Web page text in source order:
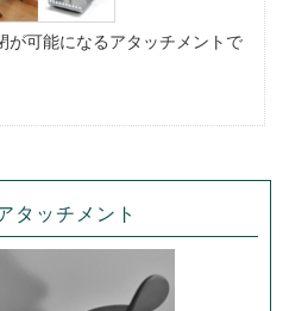
が可能になるアタッチメントで
タッチメント